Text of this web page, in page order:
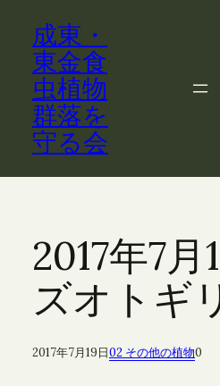
成東・
東金食
虫植物
群落を
守る会
2017年7
ズオトギ
2017年7月19日02 その他の植物0